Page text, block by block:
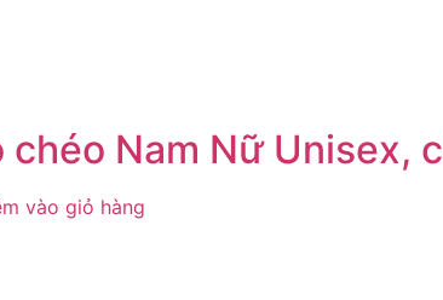
chéo Nam Nữ Unisex,
vào giỏ hàng